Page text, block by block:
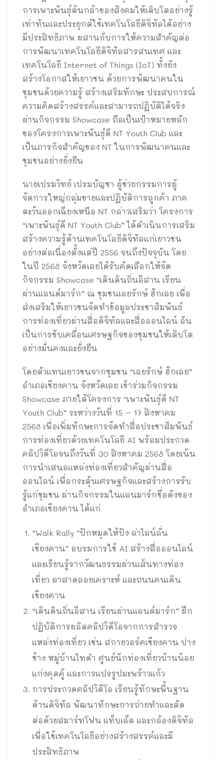
การเพาะพันธุ์ต้นกล้าของสังคมให้เติบโตอย่างรู้
เท่าทันและประยุกต์ใช้เทคโนโลยีดิจิทัลได้อย่าง
มีประสิทธิภาพ ผสานกับการให้ความสำคัญต่อ
การพัฒนาเทคโนโลยีดิจิทัลสารสนเทศ และ
เทคโนโลยี Internet of Things (IoT) ทั้งยัง
สร้างโอกาสให้เยาวชน ด้วยการพัฒนาคนใน
ชุมชนด้วยความรู้ สร้างเสริมทักษะ ประสบการณ์
ความคิดสร้างสรรค์และสามารถปฏิบัติได้จริง
ผ่านกิจกรรม Showcase ถือเป็นเป้าหมายหลัก
ของโครงการเพาะพันธุ์ดี NT Youth Club และ
เป็นภารกิจสำคัญของ NT ในการพัฒนาคนและ
ชุมชนอย่างยั่งยืน
นายเปรมวิทย์ เปรมบัญชา ผู้ช่วยกรรมการผู้
จัดการใหญ่กลุ่มขายและปฏิบัติการลูกค้า ภาค
ตะวันออกเฉียงเหนือ NT กล่าวเสริมว่า โครงการ
“เพาะพันธุ์ดี NT Youth Club” ได้ดำเนินการเสริม
สร้างความรู้ด้านเทคโนโลยีดิจิทัลแก่เยาวชน
อย่างต่อเนื่องตั้งแต่ปี 2556 จนถึงปัจจุบัน โดย
ในปี 2568 จังหวัดเลยได้รับคัดเลือกให้จัด
กิจกรรม Showcase “เดินดินถิ่นอีสาน เรียน
ผ่านแลนด์มาร์ก” ณ ชุมชนเลยรักษ์ ฮักเลย เพื่อ
ส่งเสริมให้เยาวชนจัดทำข้อมูลประชาสัมพันธ์
การท่องเที่ยวผ่านสื่อดิจิทัลและสื่อออนไลน์ อัน
เป็นการขับเคลื่อนเศรษฐกิจของชุมชนให้เติบโต
อย่างมั่นคงและยั่งยืน
โดยตัวแทนเยาวชนจากชุมชน “เลยรักษ์ ฮักเลย”
อำเภอเชียงคาน จังหวัดเลย เข้าร่วมกิจกรรม
Showcase ภายใต้โครงการ “เพาะพันธุ์ดี NT
Youth Club” ระหว่างวันที่ 15 – 17 สิงหาคม
2568 เพื่อเพิ่มทักษะการจัดทำสื่อประชาสัมพันธ์
การท่องเที่ยวด้วยเทคโนโลยี AI พร้อมประกวด
คลิปวิดีโอจนถึงวันที่ 30 สิงหาคม 2568 โดยเน้น
การนำเสนอแหล่งท่องเที่ยวสำคัญผ่านสื่อ
ออนไลน์ เพื่อกระตุ้นเศรษฐกิจและสร้างการรับ
รู้แก่ชุมชน ผ่านกิจกรรมในแลนมาร์กชื่อดังของ
อำเภอเชียงคาน ได้แก่
“Walk Rally “ปักหมุดให้ปัง ล่าไลน์ลั่น
เชียงคาน” อบรมการใช้ AI สร้างสื่อออนไลน์
และเรียนรู้รากวัฒนธรรมผ่านเส้นทางท่อง
เที่ยว ผาสาดลอยเคราะห์ และถนนคนเดิน
เชียงคาน
“เดินดินถิ่นอีสาน เรียนผ่านแลนด์มาร์ก” ฝึก
ปฏิบัติการผลิตคลิปวิดีโอจากการสำรวจ
แหล่งท่องเที่ยว เช่น สกายวอร์คเชียงคาน ปาง
ช้าง หมู่บ้านไทดำ ศูนย์นักท่องเที่ยวบ้านน้อย
แก่งคุดคู้ และการแปรรูปมะพร้าวแก้ว
การประกวดคลิปวิดีโอ เรียนรู้ทักษะพื้นฐาน
ด้านดิจิทัล พัฒนาทักษะการถ่ายทำและตัด
ต่อด้วยสมาร์ทโฟน แท็บเล็ต และกล้องดิจิทัล
เพื่อใช้เทคโนโลยีอย่างสร้างสรรค์และมี
ประสิทธิภาพ